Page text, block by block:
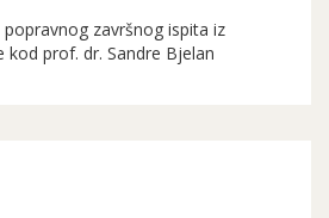
popravnog završnog ispita iz
kod prof. dr. Sandre Bjelan